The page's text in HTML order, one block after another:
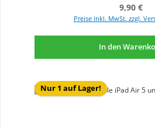
9,90 €
Preise inkl. MwSt. zzgl.
In den
Nur 1 auf Lager!